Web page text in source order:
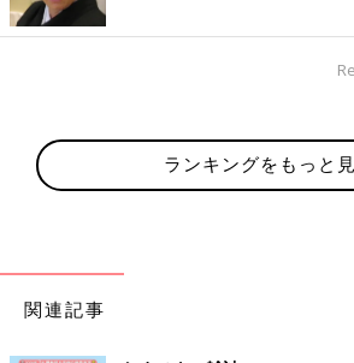
ランキングをもっと
関連記事